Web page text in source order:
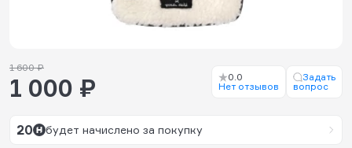
1 600 ₽
1 000 ₽
0.0
Нет отзывов
Задать
вопрос
20 будет начислено за покупку